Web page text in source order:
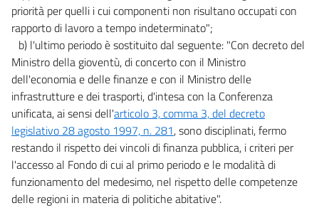
priorità per quelli i cui componenti non risultano occupati con
rapporto di lavoro a tempo indeterminato";
b) l'ultimo periodo è sostituito dal seguente: "Con decreto del
Ministro della gioventù, di concerto con il Ministro
dell'economia e delle finanze e con il Ministro delle
infrastrutture e dei trasporti, d'intesa con la Conferenza
unificata, ai sensi dell'articolo 3, comma 3, del decreto
legislativo 28 agosto 1997, n. 281, sono disciplinati, fermo
restando il rispetto dei vincoli di finanza pubblica, i criteri per
l'accesso al Fondo di cui al primo periodo e le modalità di
funzionamento del medesimo, nel rispetto delle competenze
delle regioni in materia di politiche abitative".